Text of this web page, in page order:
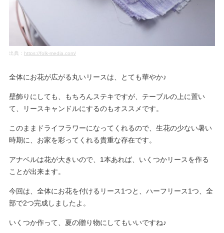
出典： https://folk-media.com/
全体にお花が広がる丸いリースは、とても華やか♪
壁飾りにしても、もちろんステキですが、テーブルの上に置い
て、リースキャンドルにするのもオススメです。
このままドライフラワーになってくれるので、生花の少ない暑い
時期に、お家を彩ってくれる貴重な存在です。
アナベルは花が大きいので、1本あれば、いくつかリースを作る
ことが出来ます。
今回は、全体にお花を付けるリース1つと、ハーフリース1つ、全
部で2つ完成しましたよ。
いくつか作って、夏の贈り物にしてもいいですね♪